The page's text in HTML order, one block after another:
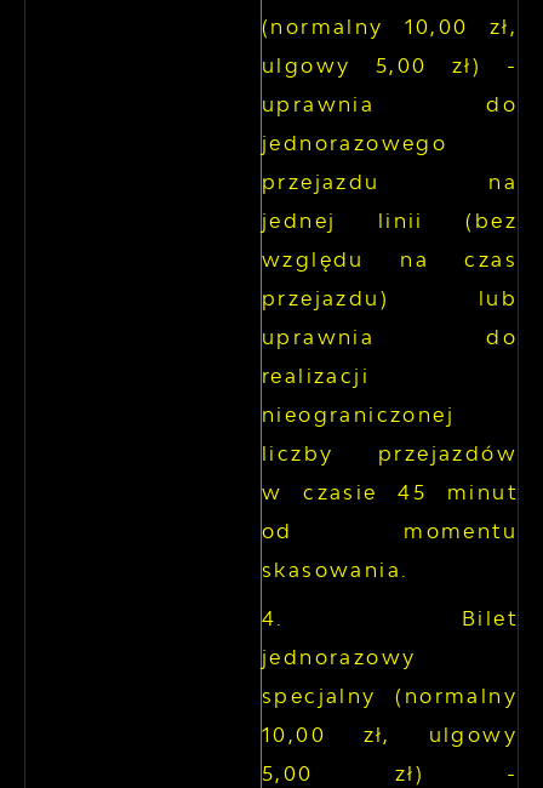
(normalny 10,00 zł,
ulgowy 5,00 zł) -
uprawnia do
jednorazowego
przejazdu na
jednej linii (bez
względu na czas
przejazdu) lub
uprawnia do
realizacji
nieograniczonej
liczby przejazdów
w czasie 45 minut
od momentu
skasowania.
Bilet
jednorazowy
specjalny (normalny
10,00 zł, ulgowy
5,00 zł) -